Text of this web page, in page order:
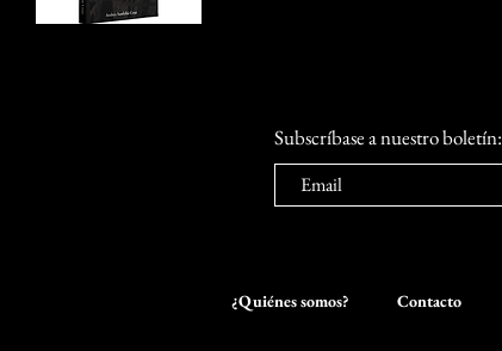
Subscríbase a nuestro boletín:
¿Quiénes somos? Contacto